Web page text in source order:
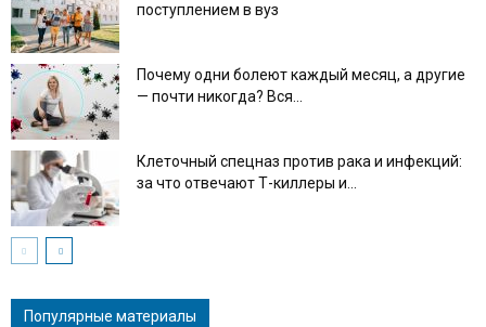
поступлением в вуз
Почему одни болеют каждый месяц, а другие
— почти никогда? Вся...
Клеточный спецназ против рака и инфекций:
за что отвечают Т-киллеры и...
Популярные материалы